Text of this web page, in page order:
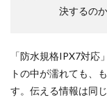
決するのか
「防水規格IPX7対応
トの中が濡れても、
す。伝える情報は同